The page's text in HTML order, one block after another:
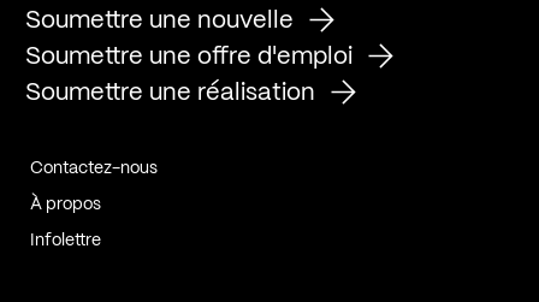
Soumettre une nouvelle
Soumettre une offre d'emploi
Soumettre une réalisation
Contactez-nous
À propos
Infolettre